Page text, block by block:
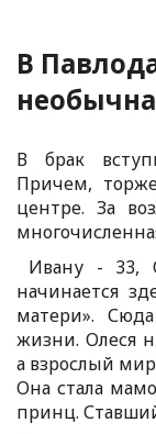
В
В брак
Причем,
центре. За
Ивану - 33,
начинается
матери».
жизни. Олеся
а взрослый
Она стала
принц.